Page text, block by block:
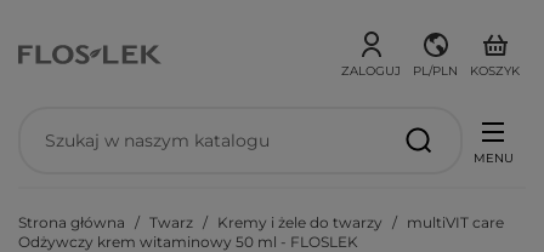
ZALOGUJ PL/PLN KOSZYK
MENU
Strona główna Twarz Kremy i żele do twarzy
multiVIT care
Odżywczy krem witaminowy 50 ml - FLOSLEK